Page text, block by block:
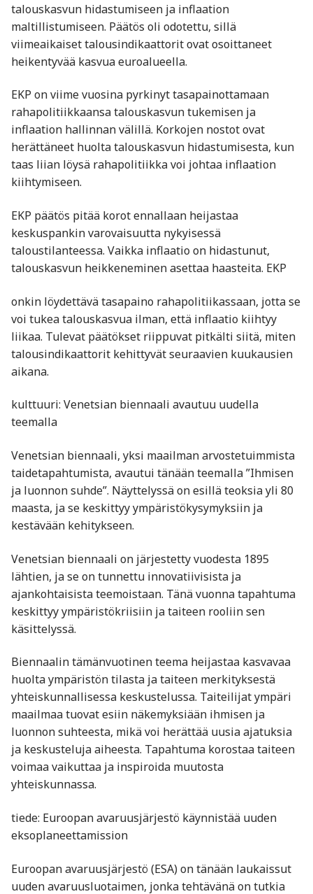
talouskasvun hidastumiseen ja inflaation
maltillistumiseen. Päätös oli odotettu, sillä
viimeaikaiset talousindikaattorit ovat osoittaneet
heikentyvää kasvua euroalueella.
EKP on viime vuosina pyrkinyt tasapainottamaan
rahapolitiikkaansa talouskasvun tukemisen ja
inflaation hallinnan välillä. Korkojen nostot ovat
herättäneet huolta talouskasvun hidastumisesta, kun
taas liian löysä rahapolitiikka voi johtaa inflaation
kiihtymiseen.
EKP päätös pitää korot ennallaan heijastaa
keskuspankin varovaisuutta nykyisessä
taloustilanteessa. Vaikka inflaatio on hidastunut,
talouskasvun heikkeneminen asettaa haasteita. EKP
onkin löydettävä tasapaino rahapolitiikassaan, jotta se
voi tukea talouskasvua ilman, että inflaatio kiihtyy
liikaa. Tulevat päätökset riippuvat pitkälti siitä, miten
talousindikaattorit kehittyvät seuraavien kuukausien
aikana.
kulttuuri: Venetsian biennaali avautuu uudella
teemalla
Venetsian biennaali, yksi maailman arvostetuimmista
taidetapahtumista, avautui tänään teemalla ”Ihmisen
ja luonnon suhde”. Näyttelyssä on esillä teoksia yli 80
maasta, ja se keskittyy ympäristökysymyksiin ja
kestävään kehitykseen.
Venetsian biennaali on järjestetty vuodesta 1895
lähtien, ja se on tunnettu innovatiivisista ja
ajankohtaisista teemoistaan. Tänä vuonna tapahtuma
keskittyy ympäristökriisiin ja taiteen rooliin sen
käsittelyssä.
Biennaalin tämänvuotinen teema heijastaa kasvavaa
huolta ympäristön tilasta ja taiteen merkityksestä
yhteiskunnallisessa keskustelussa. Taiteilijat ympäri
maailmaa tuovat esiin näkemyksiään ihmisen ja
luonnon suhteesta, mikä voi herättää uusia ajatuksia
ja keskusteluja aiheesta. Tapahtuma korostaa taiteen
voimaa vaikuttaa ja inspiroida muutosta
yhteiskunnassa.
tiede: Euroopan avaruusjärjestö käynnistää uuden
eksoplaneettamission
Euroopan avaruusjärjestö (ESA) on tänään laukaissut
uuden avaruusluotaimen, jonka tehtävänä on tutkia